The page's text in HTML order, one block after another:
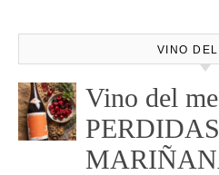
VINO
Vino del